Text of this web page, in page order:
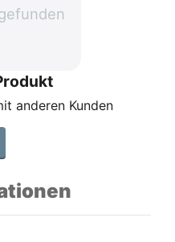
anderen Kunden